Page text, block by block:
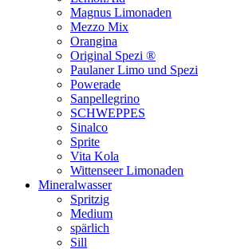
Magnus Limonaden
Mezzo Mix
Orangina
Original Spezi ®
Paulaner Limo und Spezi
Powerade
Sanpellegrino
SCHWEPPES
Sinalco
Sprite
Vita Kola
Wittenseer Limonaden
Mineralwasser
Spritzig
Medium
spärlich
Sill